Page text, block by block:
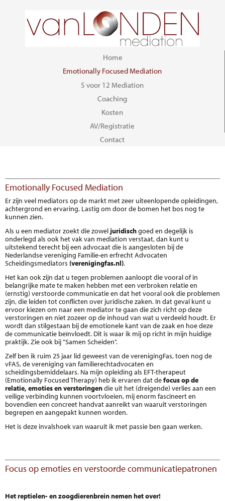
Home
Emotionally Focused Mediation
5 voor 12 Mediation
Coaching
Kosten
AV/Registratie
Contact
Emotionally Focused Mediation
Er zijn veel mediators op de markt met zeer uiteenlopende opleidingen,
achtergrond en ervaring. Lastig om door de bomen het bos nog te
kunnen zien.
Als u een mediator zoekt die zowel juridischgoed en degelijk is
onderlegd als ook het vak van mediation verstaat, dan kunt u
uitstekend terecht bij een advocaat die is aangesloten bij de
Nederlandse vereniging Familie-en erfrecht Advocaten
Scheidingsmediators (verenigingfas.nl).
Het kan ook zijn dat u tegen problemen aanloopt die vooral of in
belangrijke mate te maken hebben met een verbroken relatie en
(ernstig) verstoorde communicatie en dat het vooral ook die problemen
zijn, die leiden tot conflicten over juridische zaken. In dat geval kunt u
ervoor kiezen om naar een mediator te gaan die zich richt op deze
verstoringen en niet zozeer op de inhoud van wat u verdeeld houdt. Er
wordt dan stilgestaan bij de emotionele kant van de zaak en hoe deze
de communicatie beïnvloedt. Dit is waar ik mij op richt in mijn huidige
praktijk. Zie ook bij "Samen Scheiden".
Zelf ben ik ruim 25 jaar lid geweest van de verenigingFas, toen nog de
vFAS, de vereniging van familierechtadvocaten en
scheidingsbemiddelaars. Na mijn opleiding als EFT-therapeut
(Emotionally Focused Therapy) heb ik ervaren dat defocus op de
relatie, emoties en verstoringendie uit het (dreigende) verlies aan een
veilige verbinding kunnen voortvloeien, mij enorm fascineert en
bovendien een concreet handvat aanreikt van waaruit verstoringen
begrepen en aangepakt kunnen worden.
Het is deze invalshoek van waaruit ik met passie ben gaan werken.
Focus op emoties en verstoorde communicatiepatronen
Het reptielen- en zoogdierenbrein nemen het over!